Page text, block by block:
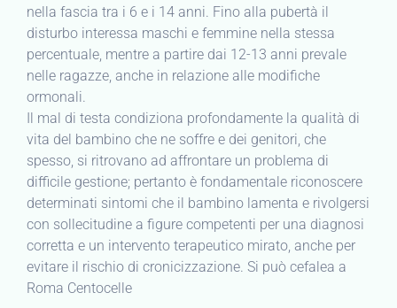
nella fascia tra i 6 e i 14 anni. Fino alla pubertà il
disturbo interessa maschi e femmine nella stessa
percentuale, mentre a partire dai 12-13 anni prevale
nelle ragazze, anche in relazione alle modifiche
ormonali.
Il mal di testa condiziona profondamente la qualità di
vita del bambino che ne soffre e dei genitori, che
spesso, si ritrovano ad affrontare un problema di
difficile gestione; pertanto è fondamentale riconoscere
determinati sintomi che il bambino lamenta e rivolgersi
con sollecitudine a figure competenti per una diagnosi
corretta e un intervento terapeutico mirato, anche per
evitare il rischio di cronicizzazione. Si può cefalea a
Roma Centocelle